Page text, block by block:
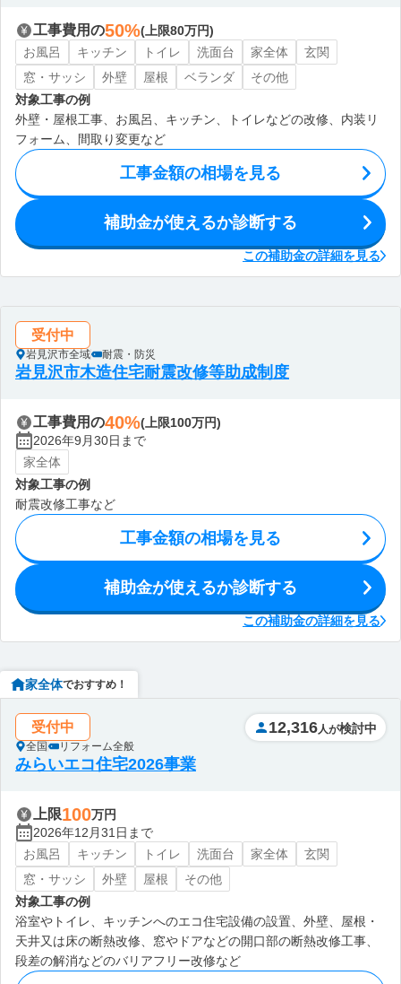
工事費用の50%(上限80万円)
お風呂
キッチン トイレ 洗面台 家全体
玄関
窓・サッシ
外壁 屋根 ベランダ
その他
対象工事の例
外壁・屋根工事、お風呂、キッチン、トイレなどの改修、内装リ
フォーム、間取り変更など
工事金額の相場を見る
補助金が使えるか診断する
この補助金の詳細を見る
受付中
岩見沢市全域 耐震・防災
岩見沢市木造住宅耐震改修等助成制度
工事費用の40%(上限100万円)
2026年9月30日まで
家全体
対象工事の例
耐震改修工事など
工事金額の相場を見る
補助金が使えるか診断する
この補助金の詳細を見る
家全体でおすすめ！
受付中
全国 リフォーム全般
12,316 人が検討中
みらいエコ住宅2026事業
上限100万円
2026年12月31日まで
お風呂
キッチン トイレ 洗面台 家全体
玄関
窓・サッシ
外壁 屋根
その他
対象工事の例
浴室やトイレ、キッチンへのエコ住宅設備の設置、外壁、屋根・
天井又は床の断熱改修、窓やドアなどの開口部の断熱改修工事、
段差の解消などのバリアフリー改修など